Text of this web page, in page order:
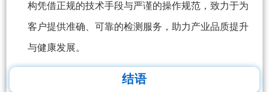
构凭借正规的技术手段与严谨的操作规范，致力于为
客户提供准确、可靠的检测服务，助力产业品质提升
与健康发展。
结语